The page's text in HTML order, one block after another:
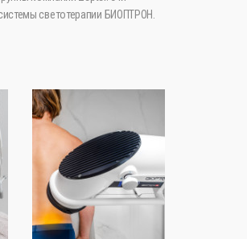
светотерапии БИОПТРОН.